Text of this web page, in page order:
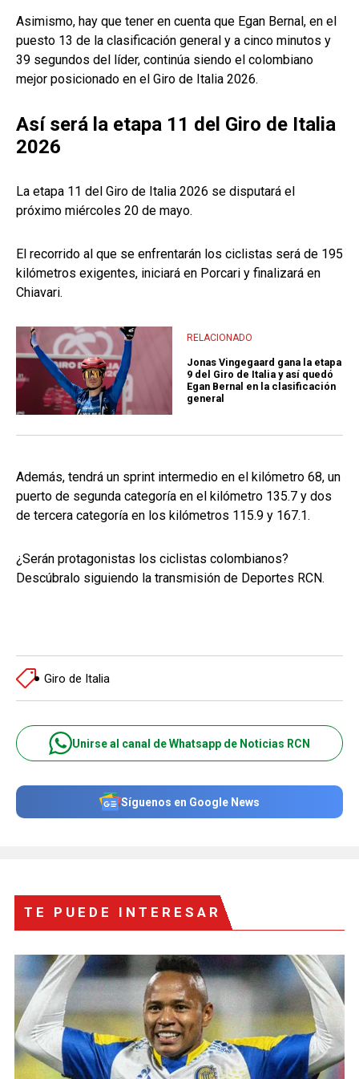
Asimismo, hay que tener en cuenta que Egan Bernal, en el
puesto 13 de la clasificación general y a cinco minutos y
39 segundos del líder, continúa siendo el colombiano
mejor posicionado en el Giro de Italia 2026.
Así será la etapa 11 del Giro de Italia
2026
La etapa 11 del Giro de Italia 2026 se disputará el
próximo miércoles 20 de mayo.
El recorrido al que se enfrentarán los ciclistas será de 195
kilómetros exigentes, iniciará en Porcari y finalizará en
Chiavari.
RELACIONADO
Jonas Vingegaard gana la etapa
9 del Giro de Italia y así quedó
Egan Bernal en la clasificación
general
Además, tendrá un sprint intermedio en el kilómetro 68, un
puerto de segunda categoría en el kilómetro 135.7 y dos
de tercera categoría en los kilómetros 115.9 y 167.1.
¿Serán protagonistas los ciclistas colombianos?
Descúbralo siguiendo la transmisión de Deportes RCN.
Giro de Italia
Unirse al canal de Whatsapp de Noticias RCN
Síguenos en Google News
TE PUEDE INTERESAR